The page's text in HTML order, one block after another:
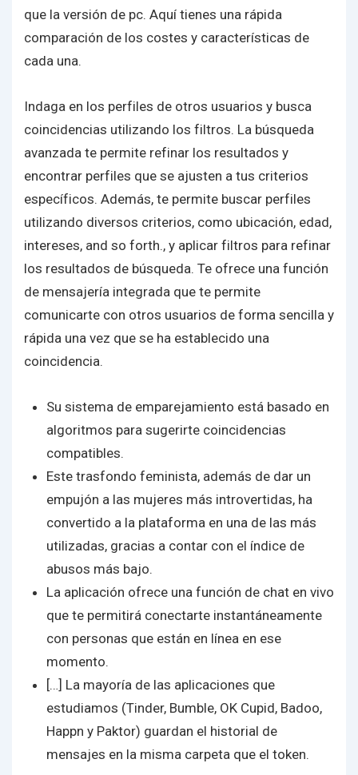
que la versión de pc. Aquí tienes una rápida
comparación de los costes y características de
cada una.
Indaga en los perfiles de otros usuarios y busca
coincidencias utilizando los filtros. La búsqueda
avanzada te permite refinar los resultados y
encontrar perfiles que se ajusten a tus criterios
específicos. Además, te permite buscar perfiles
utilizando diversos criterios, como ubicación, edad,
intereses, and so forth., y aplicar filtros para refinar
los resultados de búsqueda. Te ofrece una función
de mensajería integrada que te permite
comunicarte con otros usuarios de forma sencilla y
rápida una vez que se ha establecido una
coincidencia.
Su sistema de emparejamiento está basado en
algoritmos para sugerirte coincidencias
compatibles.
Este trasfondo feminista, además de dar un
empujón a las mujeres más introvertidas, ha
convertido a la plataforma en una de las más
utilizadas, gracias a contar con el índice de
abusos más bajo.
La aplicación ofrece una función de chat en vivo
que te permitirá conectarte instantáneamente
con personas que están en línea en ese
momento.
[…] La mayoría de las aplicaciones que
estudiamos (Tinder, Bumble, OK Cupid, Badoo,
Happn y Paktor) guardan el historial de
mensajes en la misma carpeta que el token.